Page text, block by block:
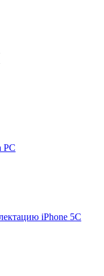
PC
iPhone 5C